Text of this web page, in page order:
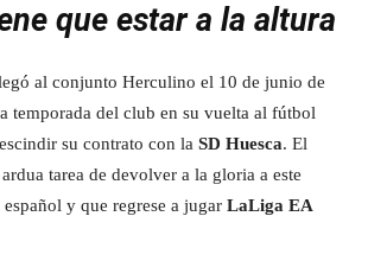
que estar a la altura
al conjunto Herculino el 10 de junio de
temporada del club en su vuelta al fútbol
su contrato con la SD Huesca. El
tarea de devolver a la gloria a este
y que regrese a jugar LaLiga EA